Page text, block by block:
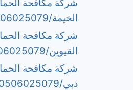
شركة مكافحة
الخيمة/0506025079
شركة مكافحة
القيوين/0506025079
شركة مكافحة
دبي/0506025079 |تركيب طارد الحمام